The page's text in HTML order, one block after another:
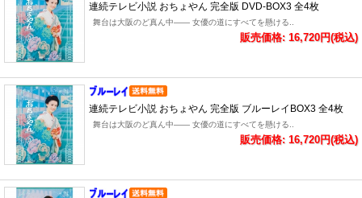
連続テレビ小説 おちょやん 完全版 DVD-BOX3 全4枚
舞台は大阪のど真ん中―― 女優の道にすべてを懸ける..
販売価格: 16,720円(税込)
連続テレビ小説 おちょやん 完全版 ブルーレイBOX3 全4枚
舞台は大阪のど真ん中―― 女優の道にすべてを懸ける..
販売価格: 16,720円(税込)